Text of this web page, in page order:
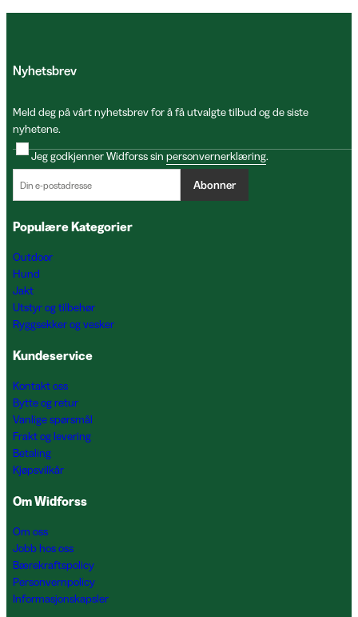
Nyhetsbrev
Meld deg på vårt nyhetsbrev for å få utvalgte tilbud og de siste
nyhetene.
Jeg godkjenner Widforss sin personvernerklæring.
Abonner
Populære Kategorier
Outdoor
Hund
Jakt
Utstyr og tilbehør
Ryggsekker og vesker
Kundeservice
Kontakt oss
Bytte og retur
Vanlige spørsmål
Frakt og levering
Betaling
Kjøpsvilkår
Om Widforss
Om oss
Jobb hos oss
Bærekraftspolicy
Personvernpolicy
Informasjonskapsler